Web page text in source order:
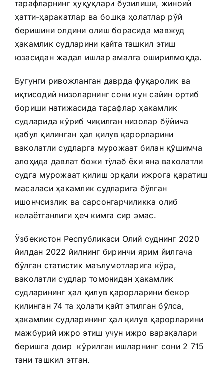
тарафларнинг ҳуқуқлари бузилиши, жиноий
ҳатти-ҳаракатлар ва бошқа ҳолатлар рўй
беришини олдини олиш борасида мавжуд
ҳакамлик судларини қайта ташкил этиш
юзасидан жадал ишлар амалга оширилмоқда.
Бугунги ривожланган даврда фуқаролик ва
иқтисодий низоларнинг сони кун сайин ортиб
бориши натижасида тарафлар ҳакамлик
судларида кўриб чиқилган низолар бўйича
қабул қилинган ҳал қилув қарорларини
ваколатли судларга мурожаат билан қўшимча
алоҳида давлат божи тўлаб ёки яна ваколатли
судга мурожаат қилиш орқали ижрога қаратиш
масаласи ҳакамлик судларига бўлган
ишончсизлик ва сарсонгарчиликка олиб
келаётганлиги ҳеч кимга сир эмас.
Ўзбекистон Республикаси Олий суднинг 2020
йилдан 2022 йилнинг биринчи ярим йилгача
бўлган статистик маълумотларига кўра,
ваколатли судлар томонидан ҳакамлик
судларининг ҳал қилув қарорларини бекор
қилинган 74 та ҳолати қайт этилган бўлса,
ҳакамлик судларининг ҳал қилув қарорларини
мажбурий ижро этиш учун ижро варақалари
беришга доир кўрилган ишларнинг сони 2 715
тани ташкил этган.